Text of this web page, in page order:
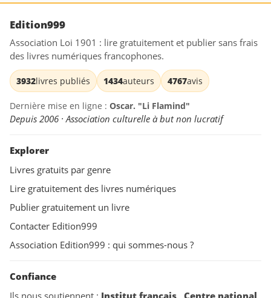
Edition999
Association Loi 1901 : lire gratuitement et publier sans frais
des livres numériques francophones.
3932livres publiés 1434auteurs 4767avis
Dernière mise en ligne : Oscar. "Li Flamind"
Depuis 2006 · Association culturelle à but non lucratif
Explorer
Livres gratuits par genre
Lire gratuitement des livres numériques
Publier gratuitement un livre
Contacter Edition999
Association Edition999 : qui sommes-nous ?
Confiance